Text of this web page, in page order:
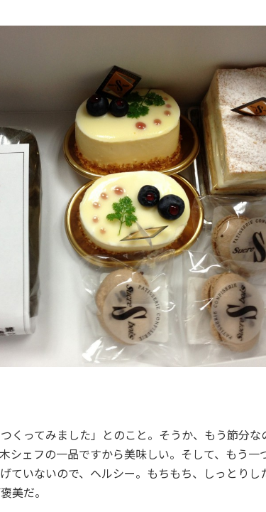
くってみました」とのこと。そうか、もう節分な
シェフの一品ですから美味しい。そして、もう一
ていないので、ヘルシー。もちもち、しっとりし
美だ。